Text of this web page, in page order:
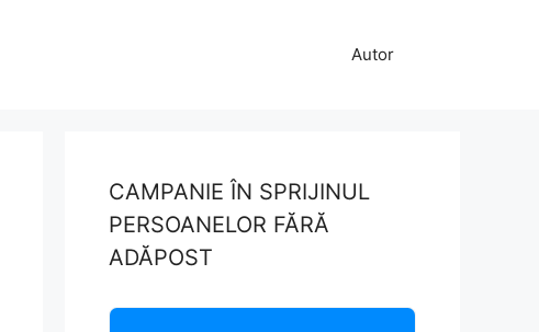
Autor
CAMPANIE ÎN SPRIJINUL
PERSOANELOR FĂRĂ
ADĂPOST